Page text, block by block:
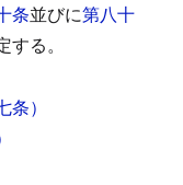
条並びに第八十
る。
）